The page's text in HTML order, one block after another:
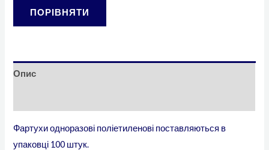
ПОРІВНЯТИ
Опис
Фартухи одноразові поліетиленові поставляються в
упаковці 100 штук.